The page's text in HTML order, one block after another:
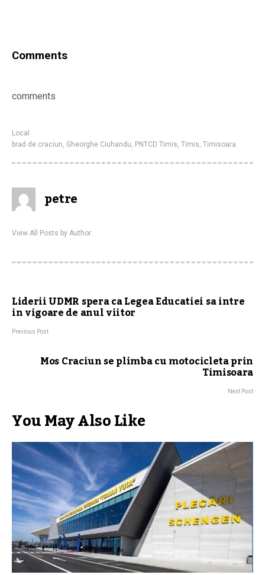
Comments
comments
Local
brad de craciun, Gheorghe Ciuhandu, PNTCD Timis, Timis, Timisoara
petre
View All Posts by Author
Liderii UDMR spera ca Legea Educatiei sa intre
in vigoare de anul viitor
Previous Post
Mos Craciun se plimba cu motocicleta prin
Timisoara
Next Post
You May Also Like